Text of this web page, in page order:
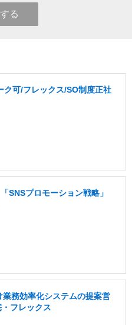
る
ク可/フレックス/SO制度正社
SNSプロモーション戦略」
業務効率化システムの提案営
フレックス